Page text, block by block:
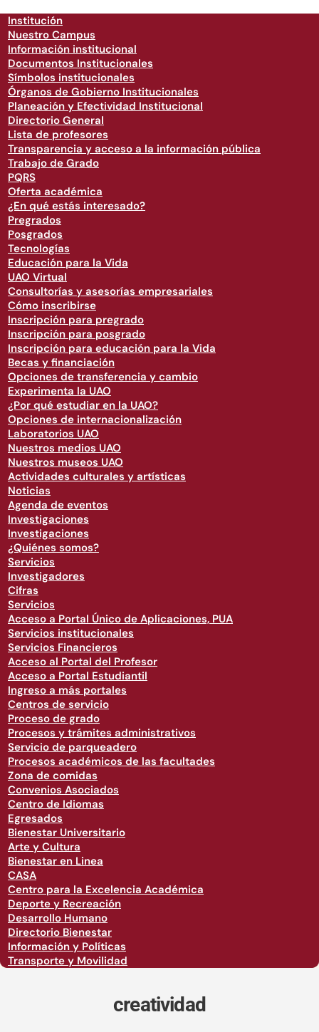
Institución
Nuestro Campus
Información institucional
Documentos Institucionales
Símbolos institucionales
Órganos de Gobierno Institucionales
Planeación y Efectividad Institucional
Directorio General
Lista de profesores
Transparencia y acceso a la información pública
Trabajo de Grado
PQRS
Oferta académica
¿En qué estás interesado?
Pregrados
Posgrados
Tecnologías
Educación para la Vida
UAO Virtual
Consultorías y asesorías empresariales
Cómo inscribirse
Inscripción para pregrado
Inscripción para posgrado
Inscripción para educación para la Vida
Becas y financiación
Opciones de transferencia y cambio
Experimenta la UAO
¿Por qué estudiar en la UAO?
Opciones de internacionalización
Laboratorios UAO
Nuestros medios UAO
Nuestros museos UAO
Actividades culturales y artísticas
Noticias
Agenda de eventos
Investigaciones
Investigaciones
¿Quiénes somos?
Servicios
Investigadores
Cifras
Servicios
Acceso a Portal Único de Aplicaciones, PUA
Servicios institucionales
Servicios Financieros
Acceso al Portal del Profesor
Acceso a Portal Estudiantil
Ingreso a más portales
Centros de servicio
Proceso de grado
Procesos y trámites administrativos
Servicio de parqueadero
Procesos académicos de las facultades
Zona de comidas
Convenios Asociados
Centro de Idiomas
Egresados
Bienestar Universitario
Arte y Cultura
Bienestar en Linea
CASA
Centro para la Excelencia Académica
Deporte y Recreación
Desarrollo Humano
Directorio Bienestar
Información y Políticas
Transporte y Movilidad
creatividad